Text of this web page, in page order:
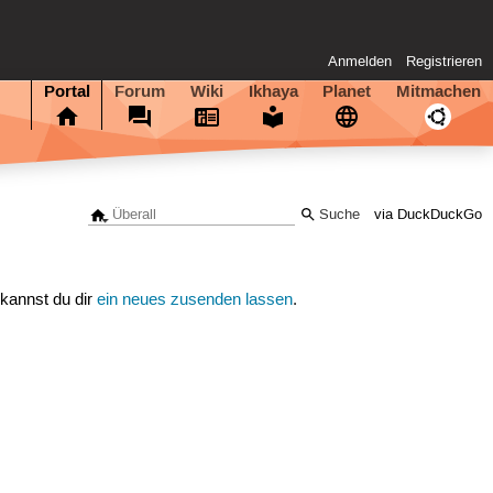
Anmelden Registrieren
Portal Forum Wiki Ikhaya Planet Mitmachen
via DuckDuckGo
du direin neues zusenden lassen.